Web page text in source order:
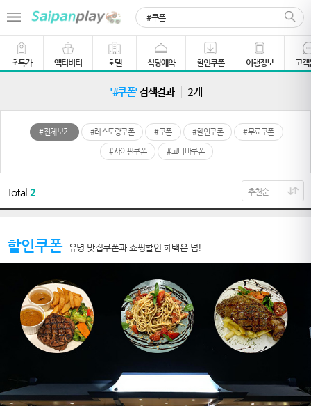
초특가 액티비티 호텔 식당예약 할인쿠폰 여행정보 고객
'#쿠폰'검색결과 2개
#전체보기 #레스토랑쿠폰 #쿠폰 #할인쿠폰 #무료쿠폰
#사이판쿠폰 #고디바쿠폰
Total 2
할인쿠폰 유명 맛집쿠폰과 쇼핑할인 혜택은 덤!